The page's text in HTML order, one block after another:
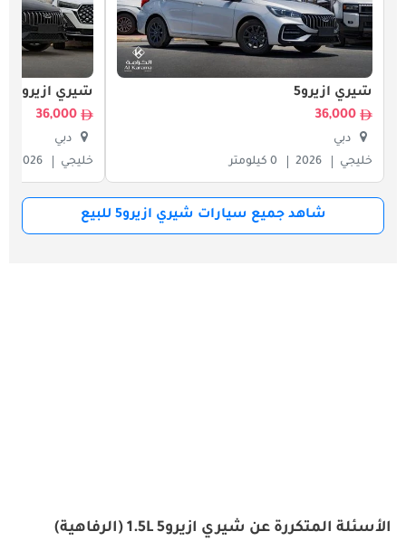
شيري ازيرو5
36,000
دبي
خليجي
2026 0 كيلومتر
شيري ازيرو5
36,000
دبي
خليجي
2026
شاهد جميع سيارات شيري ازيرو5 للبيع
الأسئلة المتكررة عن شيري ازيرو5 1.5L (الرفاهية)